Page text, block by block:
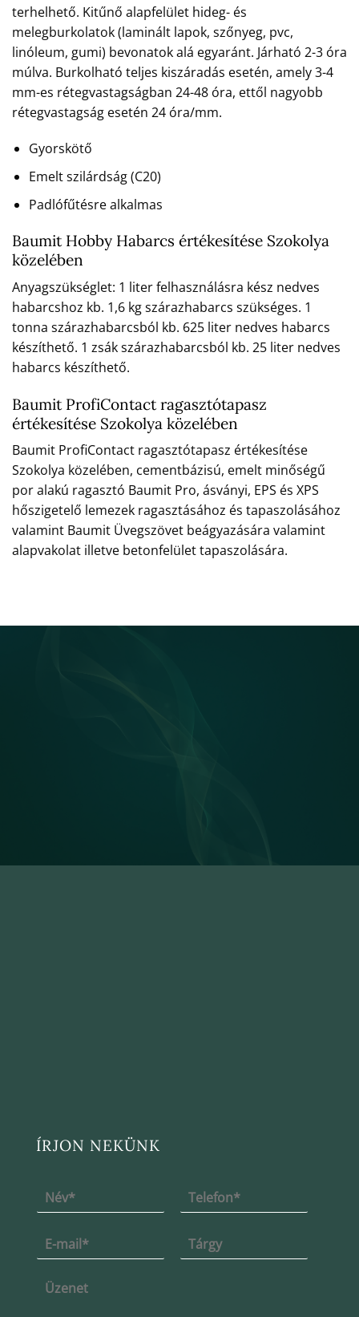
terhelhető. Kitűnő alapfelület hideg- és
melegburkolatok (laminált lapok, szőnyeg, pvc,
linóleum, gumi) bevonatok alá egyaránt. Járható 2-3 óra
múlva. Burkolható teljes kiszáradás esetén, amely 3-4
mm-es rétegvastagságban 24-48 óra, ettől nagyobb
rétegvastagság esetén 24 óra/mm.
Gyorskötő
Emelt szilárdság (C20)
Padlófűtésre alkalmas
Baumit Hobby Habarcs értékesítése Szokolya
közelében
Anyagszükséglet: 1 liter felhasználásra kész nedves
habarcshoz kb. 1,6 kg szárazhabarcs szükséges. 1
tonna szárazhabarcsból kb. 625 liter nedves habarcs
készíthető. 1 zsák szárazhabarcsból kb. 25 liter nedves
habarcs készíthető.
Baumit ProfiContact ragasztótapasz
értékesítése Szokolya közelében
Baumit ProfiContact ragasztótapasz értékesítése
Szokolya közelében, cementbázisú, emelt minőségű
por alakú ragasztó Baumit Pro, ásványi, EPS és XPS
hőszigetelő lemezek ragasztásához és tapaszolásához
valamint Baumit Üvegszövet beágyazására valamint
alapvakolat illetve betonfelület tapaszolására.
ÍRJON NEKÜNK